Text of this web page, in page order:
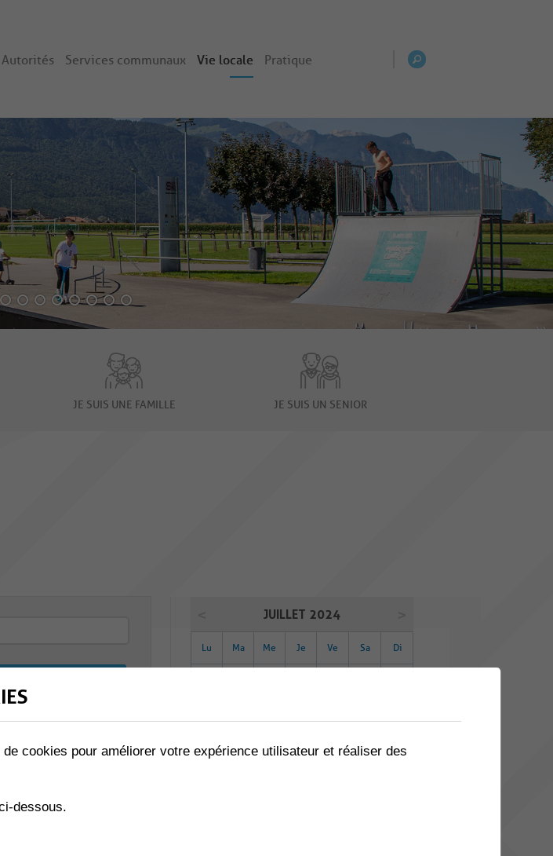
Autorités Services communaux Vie locale Pratique
JE SUIS UNE FAMILLE JE SUIS UN SENIOR
JUILLET 2024
Lu Ma Me Je Ve Sa Di
15 16 17 18 19 20 21
cookies pour améliorer votre expérience utilisateur et réaliser des
dessous.